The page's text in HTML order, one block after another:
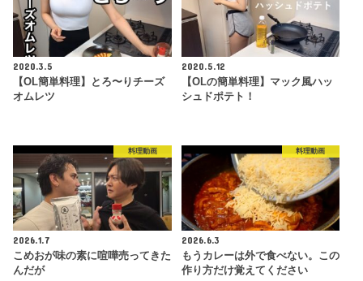
2020.3.5
【OL簡単料理】とろ〜りチーズ
オムレツ
2020.5.12
【OLの簡単料理】マック風ハッ
シュドポテト！
料理動画
2026.1.7
こめおが味の素に喧嘩売ってきた
んだが
料理動画
2026.6.3
もうカレーは外で食べない。この
作り方だけ覚えてください